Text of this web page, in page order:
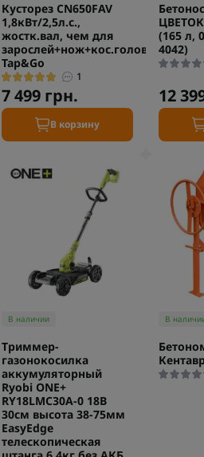
Кусторез CN650FAV
1,8кВт/2,5л.с.,
жостк.вал, чем для
зарослей+нож+кос.головка
Tap&Go
1
7 499 грн.
В корзину
ЦВЕТОК
(165 л,
4042)
12
В наличии
Триммер-
газонокосилка
аккумуляторный
Ryobi ONE+
RY18LMC30A-0 18В
30см высота 38-75мм
EasyEdge
телескопическая
В